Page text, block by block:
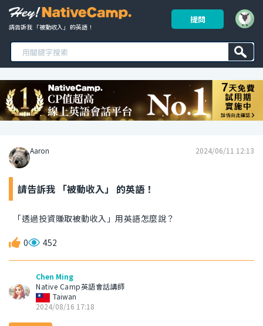
請告訴我 「被動收入」 的英語！
提問
Aaron 2024/06/11 12:13
請告訴我 「被動收入」 的英語！
「透過投資賺取被動收入」用英語怎麼說？
0 452
Chen Ming
Native Camp英語會話講師
Taiwan
2024/08/16 17:18